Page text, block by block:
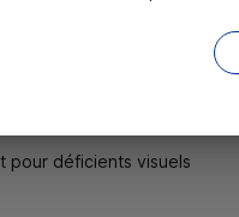
EUR
de chèques EUR
EUR
pour déficients visuels